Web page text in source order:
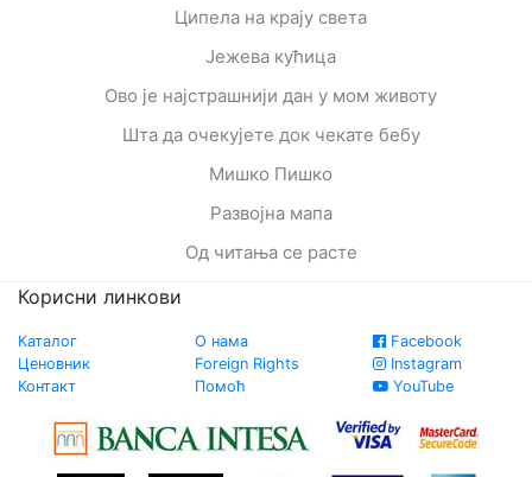
Ципела на крају света
Јежева кућица
Ово је најстрашнији дан у мом животу
Шта да очекујете док чекате бебу
Мишко Пишко
Развојна мапа
Од читања се расте
Корисни линкови
Каталог
Ценовник
Контакт
О нама
Foreign Rights
Помоћ
Facebook
Instagram
YouTube